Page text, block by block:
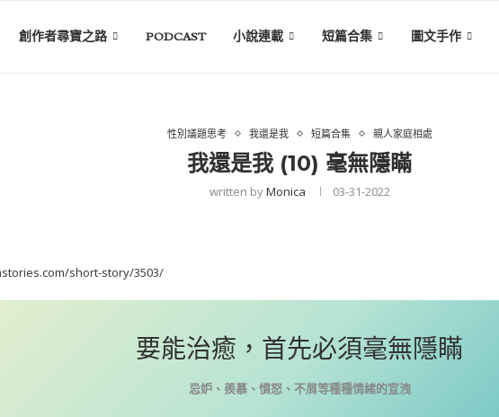
創作者尋寶之路 PODCAST 小說連載 短篇合集 圖文手作
性別議題思考 我還是我 短篇合集 親人家庭相處
我還是我 (10) 毫無隱瞞
written byMonica 03-31-2022
short-story/3503/
要能治癒，首先必須毫無隱瞞
忌妒、羨慕、憤怒、不屑等種種情緒的宣洩